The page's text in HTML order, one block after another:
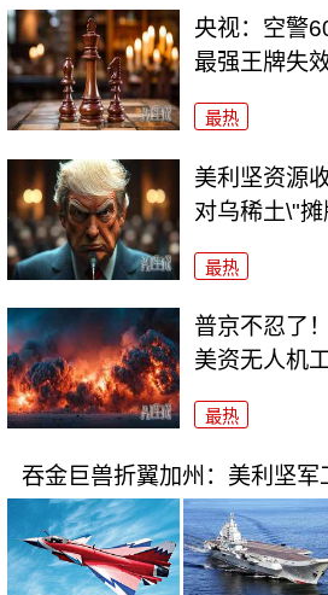
央视：空警
最强王牌失
最热
美利坚资源
对乌稀土\"摊
最热
普京不忍了
美资无人机工
最热
吞金巨兽折翼加州：美利坚军